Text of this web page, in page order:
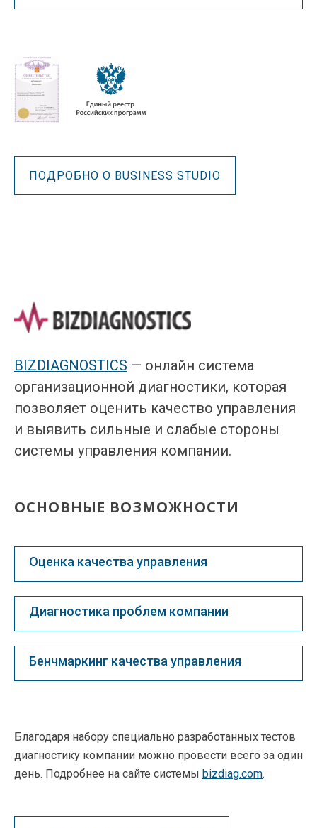
BIZDIAGNOSTICS — онлайн система
организационной диагностики, которая
позволяет оценить качество управления
и выявить сильные и слабые стороны
системы управления компании.
ОСНОВНЫЕ ВОЗМОЖНОСТИ
Оценка качества управления
Диагностика проблем компании
Бенчмаркинг качества управления
Благодаря набору специально разработанных тестов
диагностику компании можно провести всего за один
день. Подробнее на сайте системы bizdiag.com.